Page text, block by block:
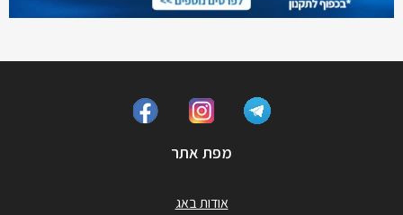
מפת אתר
אודות באג